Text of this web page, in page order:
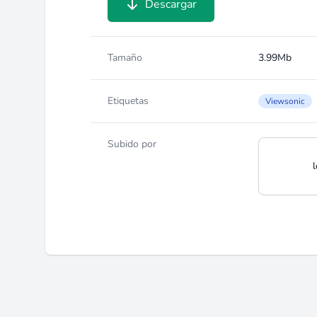
Descargar
Tamaño 3.99Mb
Etiquetas Viewsonic
Subido por